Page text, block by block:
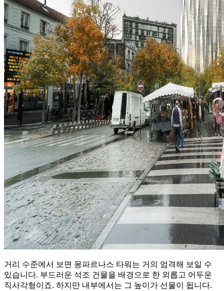
거리 수준에서 보면 몽파르나스 타워는 거의 엄격해 보일 수
있습니다. 부드러운 석조 건물을 배경으로 한 외롭고 어두운
직사각형이죠. 하지만 내부에서는 그 높이가 선물이 됩니다.